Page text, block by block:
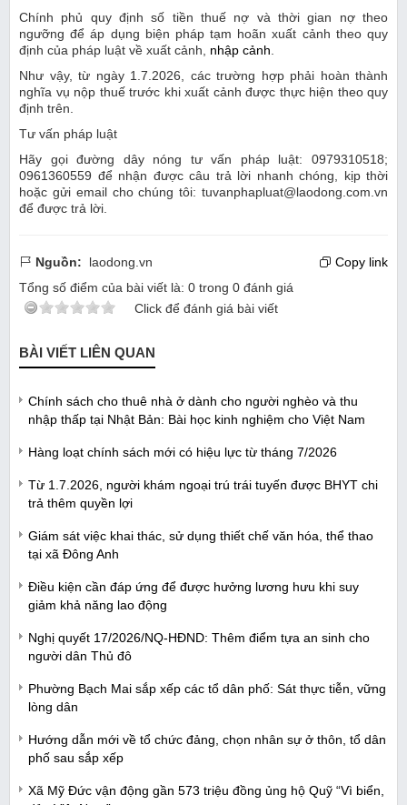
Chính phủ quy định số tiền thuế nợ và thời gian nợ theo
ngưỡng để áp dụng biện pháp tạm hoãn xuất cảnh theo quy
định của pháp luật về xuất cảnh, nhập cảnh
Như vậy, từ ngày 1.7.2026, các trường hợp phải hoàn thành
nghĩa vụ nộp thuế trước khi xuất cảnh được thực hiện theo quy
định trên.
Tư vấn pháp luật
Hãy gọi đường dây nóng tư vấn pháp luật: 0979310518;
0961360559 để nhận được câu trả lời nhanh chóng, kịp thời
hoặc gửi email cho chúng tôi: tuvanphapluat@laodong.com.vn
để được trả lời.
Nguồn: laodong.vn
Copy link
Tổng số điểm của bài viết là: 0 trong 0 đánh giá
Click để đánh giá bài viết
BÀI VIẾT LIÊN QUAN
Chính sách cho thuê nhà ở dành cho người nghèo và thu
nhập thấp tại Nhật Bản: Bài học kinh nghiệm cho Việt Nam
Hàng loạt chính sách mới có hiệu lực từ tháng 7/2026
Từ 1.7.2026, người khám ngoại trú trái tuyến được BHYT chi
trả thêm quyền lợi
Giám sát việc khai thác, sử dụng thiết chế văn hóa, thể thao
tại xã Đông Anh
Điều kiện cần đáp ứng để được hưởng lương hưu khi suy
giảm khả năng lao động
Nghị quyết 17/2026/NQ-HĐND: Thêm điểm tựa an sinh cho
người dân Thủ đô
Phường Bạch Mai sắp xếp các tổ dân phố: Sát thực tiễn, vững
lòng dân
Hướng dẫn mới về tổ chức đảng, chọn nhân sự ở thôn, tổ dân
phố sau sắp xếp
Xã Mỹ Đức vận động gần 573 triệu đồng ủng hộ Quỹ “Vì biển,